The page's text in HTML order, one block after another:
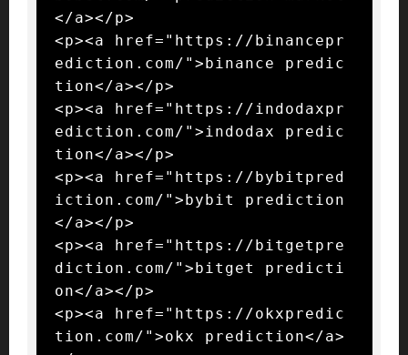
</a></p>
<p><a href="https://binancepr
ediction.com/">binance predic
tion</a></p>
<p><a href="https://indodaxpr
ediction.com/">indodax predic
tion</a></p>
<p><a href="https://bybitpred
iction.com/">bybit prediction
</a></p>
<p><a href="https://bitgetpre
diction.com/">bitget predicti
on</a></p>
<p><a href="https://okxpredic
tion.com/">okx prediction</a>